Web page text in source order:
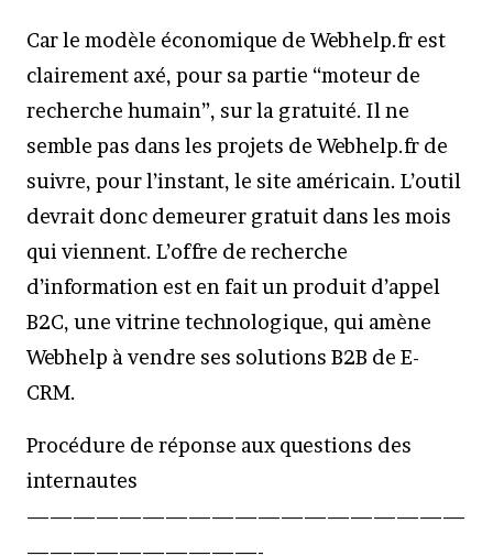
Car le modèle économique de Webhelp.fr est
clairement axé, pour sa partie “moteur de
recherche humain”, sur la gratuité. Il ne
semble pas dans les projets de Webhelp.fr de
suivre, pour l’instant, le site américain. L’outil
devrait donc demeurer gratuit dans les mois
qui viennent. L’offre de recherche
d’information est en fait un produit d’appel
B2C, une vitrine technologique, qui amène
Webhelp à vendre ses solutions B2B de E-
CRM.
Procédure de réponse aux questions des
internautes
———————————————————
——————————-